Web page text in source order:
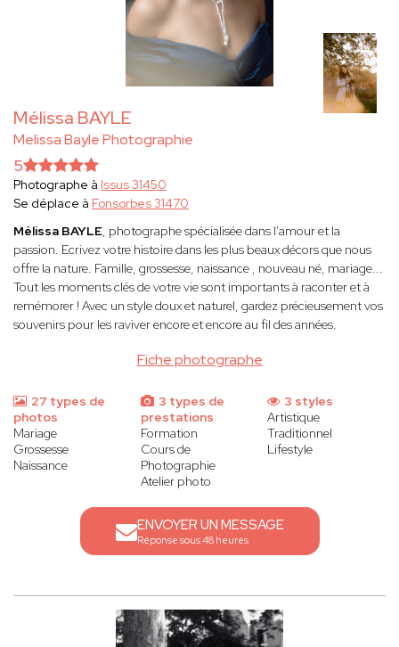
Mélissa BAYLE
Melissa Bayle Photographie
Fiche photographe
5
Photographe à Issus 31450
Se déplace à Fonsorbes 31470
Mélissa BAYLE, photographe spécialisée dans l'amour et la
passion. Ecrivez votre histoire dans les plus beaux décors que nous
offre la nature. Famille, grossesse, naissance , nouveau né, mariage...
Tout les moments clés de votre vie sont importants à raconter et à
remémorer ! Avec un style doux et naturel, gardez précieusement vos
souvenirs pour les raviver encore et encore au fil des années.
27 types de
photos
Mariage
Grossesse
Naissance
3 types de
prestations
Formation
Cours de
Photographie
Atelier photo
3 styles
Artistique
Traditionnel
Lifestyle
ENVOYER UN MESSAGE
Réponse sous 48 heures